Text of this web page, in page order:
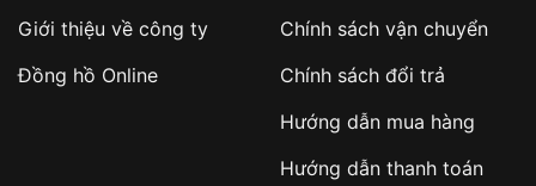
Khách hàng cần
đặt cọc trước 10% giá trị đơn
hàng
Số tiền còn lại thanh toán khi nhận hàng hoặc
Giới thiệu về công ty
Đồng hồ Online
Chính sách vận chuyển
Chính sách đổi trả
Hướng dẫn mua hàng
Hướng dẫn thanh toán